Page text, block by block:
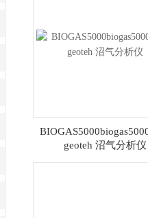
geoteh 沼气分析仪